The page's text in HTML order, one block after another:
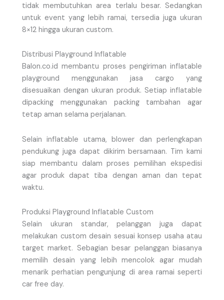
tidak membutuhkan area terlalu besar. Sedangkan
untuk event yang lebih ramai, tersedia juga ukuran
8×12 hingga ukuran custom.
Distribusi Playground Inflatable
Balon.co.id membantu proses pengiriman inflatable
playground menggunakan jasa cargo yang
disesuaikan dengan ukuran produk. Setiap inflatable
dipacking menggunakan packing tambahan agar
tetap aman selama perjalanan.
Selain inflatable utama, blower dan perlengkapan
pendukung juga dapat dikirim bersamaan. Tim kami
siap membantu dalam proses pemilihan ekspedisi
agar produk dapat tiba dengan aman dan tepat
waktu.
Produksi Playground Inflatable Custom
Selain ukuran standar, pelanggan juga dapat
melakukan custom desain sesuai konsep usaha atau
target market. Sebagian besar pelanggan biasanya
memilih desain yang lebih mencolok agar mudah
menarik perhatian pengunjung di area ramai seperti
car free day.